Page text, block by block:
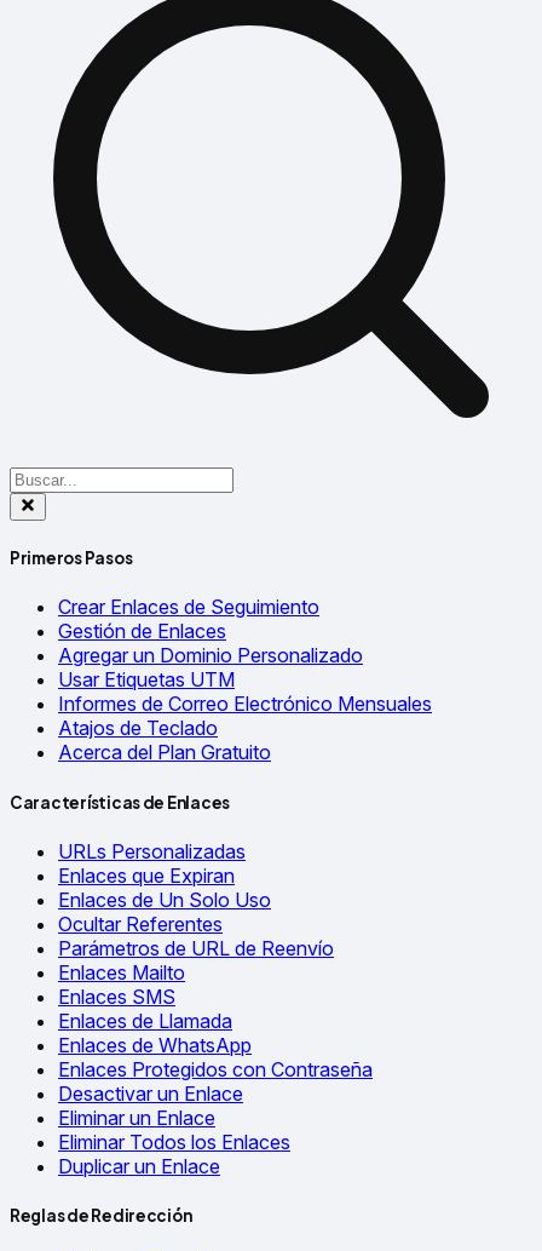
Primeros Pasos
Crear Enlaces de Seguimiento
Gestión de Enlaces
Agregar un Dominio Personalizado
Usar Etiquetas UTM
Informes de Correo Electrónico Mensuales
Atajos de Teclado
Acerca del Plan Gratuito
Características de Enlaces
URLs Personalizadas
Enlaces que Expiran
Enlaces de Un Solo Uso
Ocultar Referentes
Parámetros de URL de Reenvío
Enlaces Mailto
Enlaces SMS
Enlaces de Llamada
Enlaces de WhatsApp
Enlaces Protegidos con Contraseña
Desactivar un Enlace
Eliminar un Enlace
Eliminar Todos los Enlaces
Duplicar un Enlace
Reglas de Redirección